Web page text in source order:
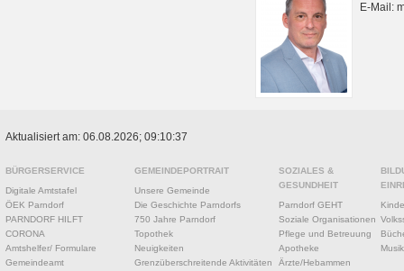
E-Mail:
Aktualisiert am: 06.08.2026; 09:10:37
BÜRGERSERVICE
Digitale Amtstafel
ÖEK Parndorf
PARNDORF HILFT
CORONA
Amtshelfer/ Formulare
Gemeindeamt
GEMEINDEPORTRAIT
Unsere Gemeinde
Die Geschichte Parndorfs
750 Jahre Parndorf
Topothek
Neuigkeiten
Grenzüberschreitende Aktivitäten
SOZIALES &
GESUNDHEIT
Parndorf GEHT
Soziale Organisationen
Pflege und Betreuung
Apotheke
Ärzte/Hebammen